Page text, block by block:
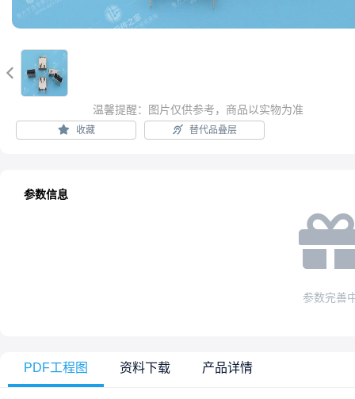

温馨提醒：图片仅供参考，商品以实物为准
收藏 替代品叠层
参数信息
参数完善
PDF工程图 资料下载 产品详情